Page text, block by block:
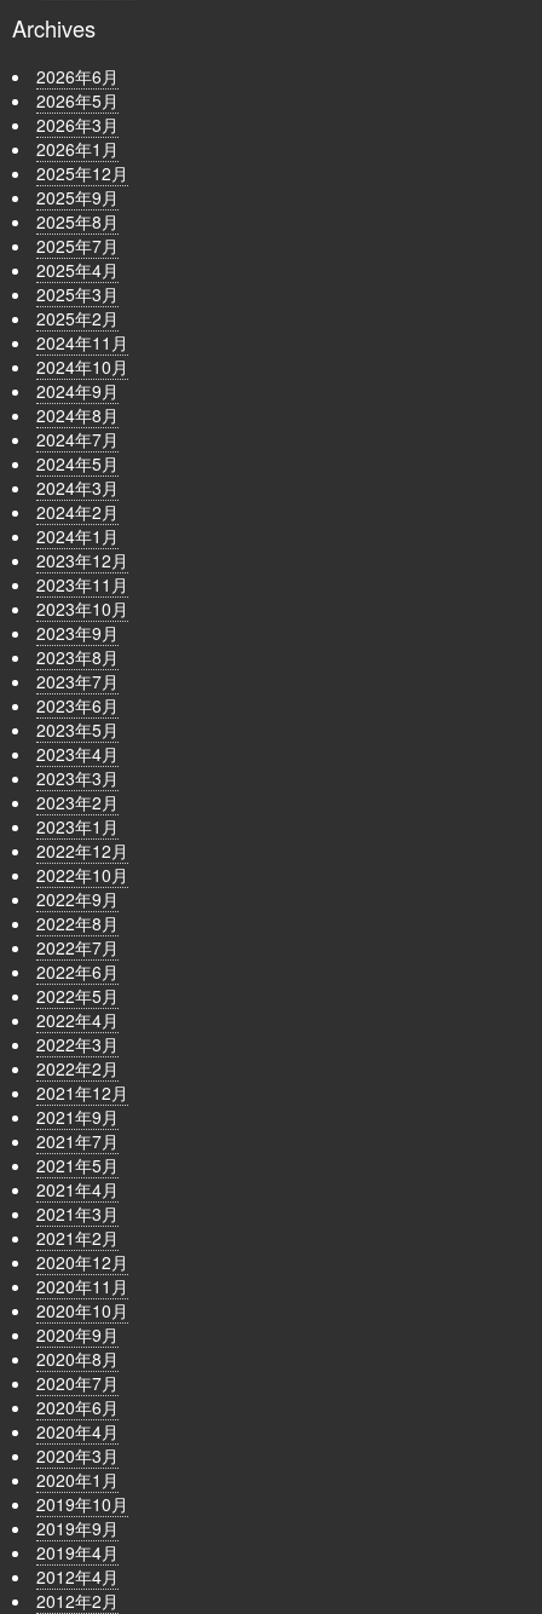
Archives
2026年6月
2026年5月
2026年3月
2026年1月
2025年12月
2025年9月
2025年8月
2025年7月
2025年4月
2025年3月
2025年2月
2024年11月
2024年10月
2024年9月
2024年8月
2024年7月
2024年5月
2024年3月
2024年2月
2024年1月
2023年12月
2023年11月
2023年10月
2023年9月
2023年8月
2023年7月
2023年6月
2023年5月
2023年4月
2023年3月
2023年2月
2023年1月
2022年12月
2022年10月
2022年9月
2022年8月
2022年7月
2022年6月
2022年5月
2022年4月
2022年3月
2022年2月
2021年12月
2021年9月
2021年7月
2021年5月
2021年4月
2021年3月
2021年2月
2020年12月
2020年11月
2020年10月
2020年9月
2020年8月
2020年7月
2020年6月
2020年4月
2020年3月
2020年1月
2019年10月
2019年9月
2019年4月
2012年4月
2012年2月